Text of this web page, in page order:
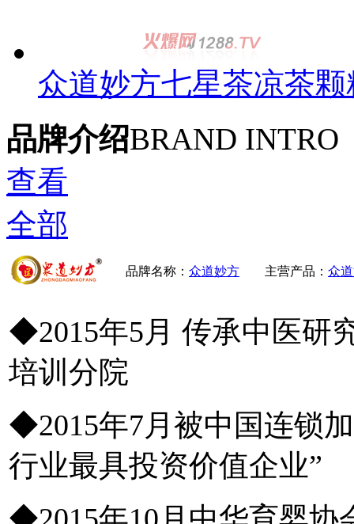
众道妙方七星茶凉茶颗
品牌介绍BRAND INTRO
查看
全部
品牌名称： 众道妙方 主营产品： 众
◆2015年5月 传承中医研
培训分院
◆2015年7月被中国连锁
行业最具投资价值企业”